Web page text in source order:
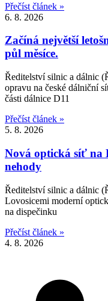
Přečíst článek »
6. 8. 2026
Začíná největší
půl měsíce.
Ředitelství silnic a dálnic
opravu na české dálniční
části dálnice D11
Přečíst článek »
5. 8. 2026
Nová optická síť na
nehody
Ředitelství silnic a dálnic
Lovosicemi moderní
na dispečinku
Přečíst článek »
4. 8. 2026